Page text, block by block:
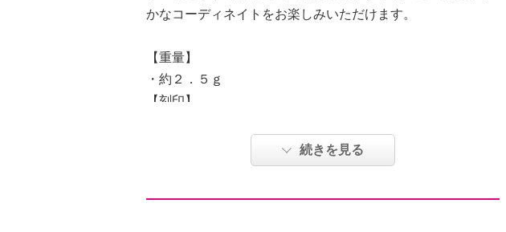
かなコーディネイトをお楽しみいただけます。
【重量】
・約２．５ｇ
【刻印】
＜ペンダントトップ＞
続きを見る